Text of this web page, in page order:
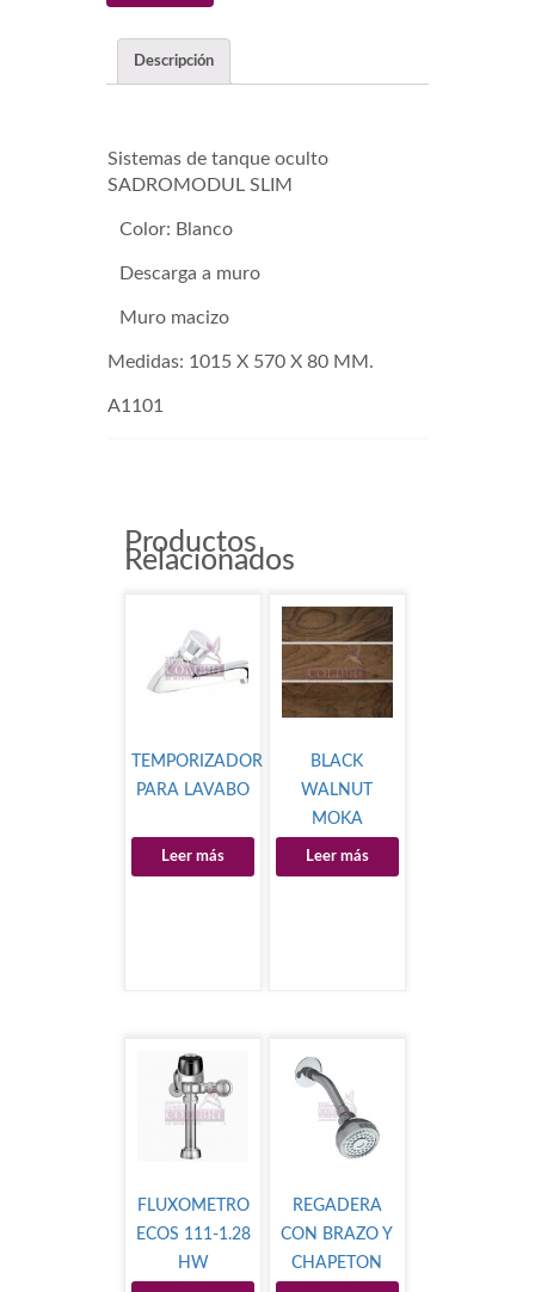
Descripción
Sistemas de tanque oculto
SADROMODUL SLIM
Color: Blanco
Descarga a muro
Muro macizo
Medidas: 1015 X 570 X 80 MM.
A1101
Productos
Relacionados
TEMPORIZADOR
PARA LAVABO
Leer más
BLACK
WALNUT
MOKA
Leer más
FLUXOMETRO
ECOS 111-1.28
HW
REGADERA
CON BRAZO Y
CHAPETON